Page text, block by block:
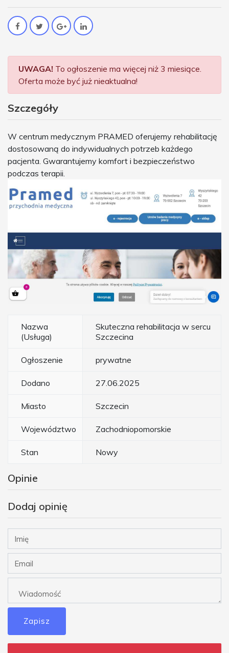
UWAGA! To ogłoszenie ma więcej niż 3 miesiące.
Oferta może być już nieaktualna!
Szczegóły
W centrum medycznym PRAMED oferujemy rehabilitację
dostosowaną do indywidualnych potrzeb każdego
pacjenta. Gwarantujemy komfort i bezpieczeństwo
podczas terapii.
Nazwa
(Usługa)
Skuteczna rehabilitacja w sercu
Szczecina
Ogłoszenie prywatne
Dodano 27.06.2025
Miasto Szczecin
Województwo Zachodniopomorskie
Stan Nowy
Opinie
Dodaj opinię
Zapisz